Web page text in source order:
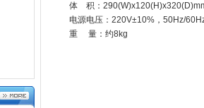
体 积：
电源电压：220V±10%，50Hz/
重 量：约8kg